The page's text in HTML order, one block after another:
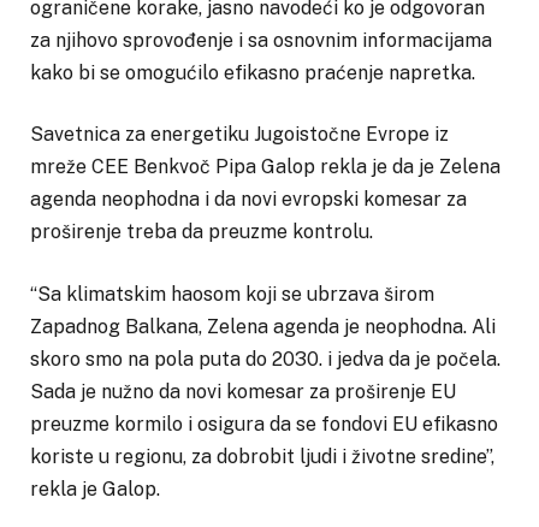
ograničene korake, jasno navodeći ko je odgovoran
za njihovo sprovođenje i sa osnovnim informacijama
kako bi se omogućilo efikasno praćenje napretka.
Savetnica za energetiku Jugoistočne Evrope iz
mreže CEE Benkvoč Pipa Galop rekla je da je Zelena
agenda neophodna i da novi evropski komesar za
proširenje treba da preuzme kontrolu.
“Sa klimatskim haosom koji se ubrzava širom
Zapadnog Balkana, Zelena agenda je neophodna. Ali
skoro smo na pola puta do 2030. i jedva da je počela.
Sada je nužno da novi komesar za proširenje EU
preuzme kormilo i osigura da se fondovi EU efikasno
koriste u regionu, za dobrobit ljudi i životne sredine”,
rekla je Galop.